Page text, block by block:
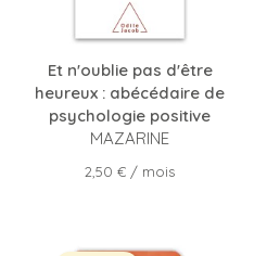
Et n'oublie pas d'être
heureux : abécédaire de
psychologie positive
MAZARINE
Prix
2,50 € / mois